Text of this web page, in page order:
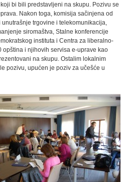
bi bili predstavljeni na skupu. Pozivu se
Nakon toga, komisija sačinjena od
trgovine i telekomunikacija,
siromaštva, Stalne konferencije
instituta i Centra za liberalno-
opština i njihovih servisa e-uprave kao
na skupu. Ostalim lokalnim
pozivu, upućen je poziv za učešće u